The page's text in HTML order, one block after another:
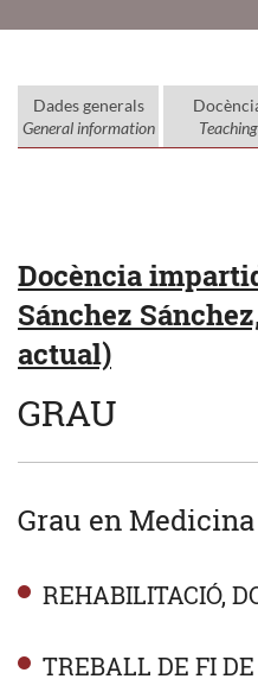
Dades generals
General information
Teaching
Docència
Sánchez
actual)
GRAU
Grau en
REHABILITACIÓ,
TREBALL DE FI